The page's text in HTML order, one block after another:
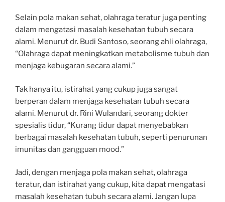
Selain pola makan sehat, olahraga teratur juga penting
dalam mengatasi masalah kesehatan tubuh secara
alami. Menurut dr. Budi Santoso, seorang ahli olahraga,
“Olahraga dapat meningkatkan metabolisme tubuh dan
menjaga kebugaran secara alami.”
Tak hanya itu, istirahat yang cukup juga sangat
berperan dalam menjaga kesehatan tubuh secara
alami. Menurut dr. Rini Wulandari, seorang dokter
spesialis tidur, “Kurang tidur dapat menyebabkan
berbagai masalah kesehatan tubuh, seperti penurunan
imunitas dan gangguan mood.”
Jadi, dengan menjaga pola makan sehat, olahraga
teratur, dan istirahat yang cukup, kita dapat mengatasi
masalah kesehatan tubuh secara alami. Jangan lupa